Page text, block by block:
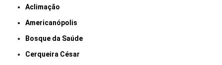
Aclimação
Americanópolis
Bosque da Saúde
Cerqueira César